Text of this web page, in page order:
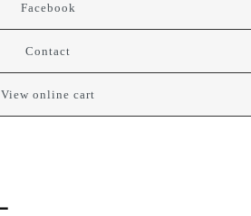
Facebook
Contact
View online cart